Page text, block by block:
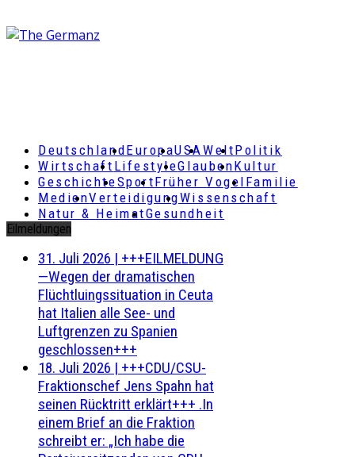
DeutschlandEuropaUSAWeltPolitik
Wirtschaft LifestyleGlaubenKultur
GeschichteSportFrüher Vogel Familie
MedienVerteidigungWissenschaft
Natur & HeimatGesundheit
Eilmeldungen
31. Juli 2026 | +++EILMELDUNG
—Wegen der dramatischen
Flüchtluingssituation in Ceuta
hat Italien alle See- und
Luftgrenzen zu Spanien
geschlossen+++
18. Juli 2026 | +++CDU/CSU-
Fraktionschef Jens Spahn hat
seinen Rücktritt erklärt+++ .In
einem Brief an die Fraktion
schreibt er: „Ich habe die